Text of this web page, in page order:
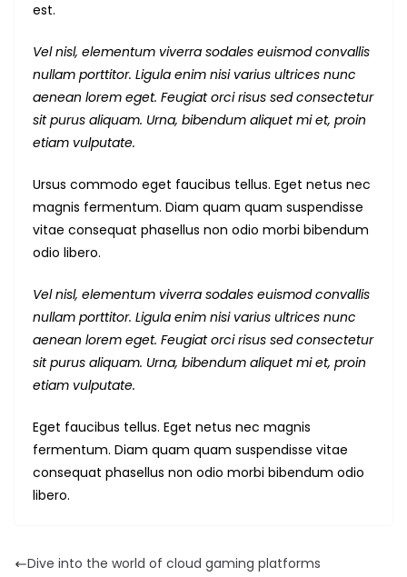
est.
Vel nisl, elementum viverra sodales euismod convallis
nullam porttitor. Ligula enim nisi varius ultrices nunc
aenean lorem eget. Feugiat orci risus sed consectetur
sit purus aliquam. Urna, bibendum aliquet mi et, proin
etiam vulputate.
Ursus commodo eget faucibus tellus. Eget netus nec
magnis fermentum. Diam quam quam suspendisse
vitae consequat phasellus non odio morbi bibendum
odio libero.
Vel nisl, elementum viverra sodales euismod convallis
nullam porttitor. Ligula enim nisi varius ultrices nunc
aenean lorem eget. Feugiat orci risus sed consectetur
sit purus aliquam. Urna, bibendum aliquet mi et, proin
etiam vulputate.
Eget faucibus tellus. Eget netus nec magnis
fermentum. Diam quam quam suspendisse vitae
consequat phasellus non odio morbi bibendum odio
libero.
Dive into the world of cloud gaming platforms